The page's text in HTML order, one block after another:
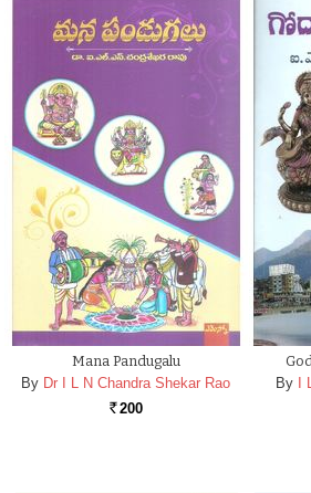
Mana Pandugalu
By Dr I L N Chandra Shekar Rao
Rs. 200
By